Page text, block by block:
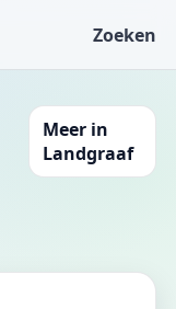
Zoeken
Meer in
Landgraaf